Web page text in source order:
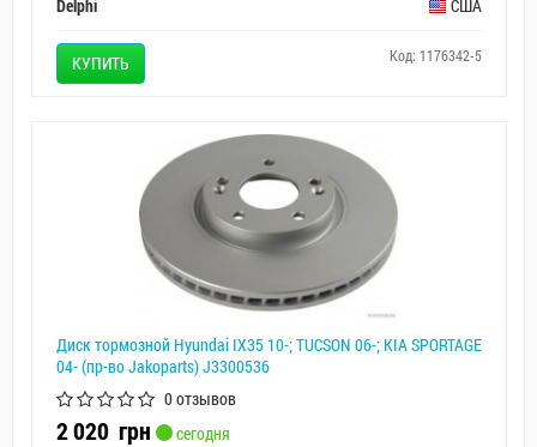
Delphi США
КУПИТЬ Код: 1176342-5
Диск тормозной Hyundai IX35 10-; TUCSON 06-; KIA SPORTAGE
04- (пр-во Jakoparts) J3300536
0 отзывов
2 020 грн
сегодня